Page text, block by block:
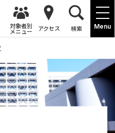
Menu
対象者別
メニュー アクセス 検索